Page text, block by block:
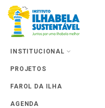
INSTITUCIONAL
PROJETOS
FAROL DA ILHA
AGENDA